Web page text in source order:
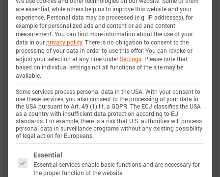
电量范围 0 … 100%
电流范围
定义
-23 A 放电 … 9 A 充电 (-5.0C …
电压范围
定义
2.5 … 4.2 V
温度范围
定义
-20 … 60 °C
are essential, while others help us to improve this website and your
experience. Personal data may be processed (e.g. IP addresses), for
example for personalized ads and content or ad and content
measurement. You can find more information about the use of your
data in ourprivacy policy. There is no obligation to consent to the
processing of your data in order to use this offer. You can revoke or
adjust your selection at any time underSettings. Please note that
based on individual settings not all functions of the site may be
available.
Some services process personal data in the USA. With your consent to
use these services, you also consent to the processing of your data in
the USA pursuant to Art. 49 (1) lit. a GDPR. The ECJ classifies the USA
as a country with insufficient data protection according to EU
standards. For example, there is a risk that U.S. authorities will process
personal data in surveillance programs without any existing possibility
of legal action for Europeans.
The following is a list of service groups for which
Essential
Essential services enable basic functions and are necessary for
the proper function of the website.